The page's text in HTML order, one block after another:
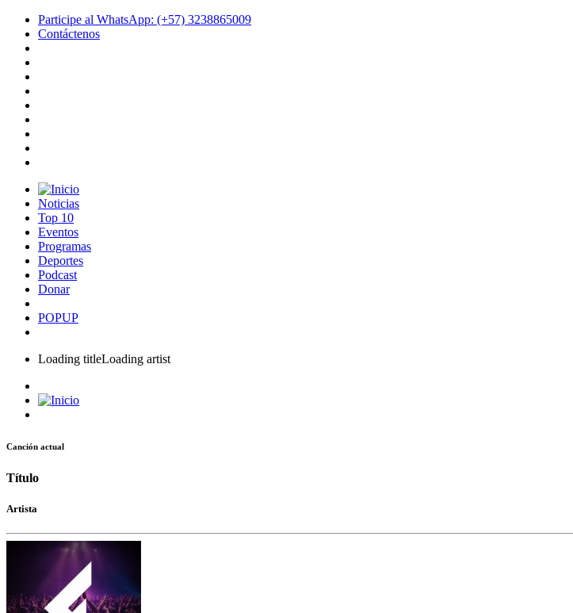
Participe al WhatsApp: (+57) 3238865009
Contáctenos
Noticias
Top 10
Eventos
Programas
Deportes
Podcast
Donar
POPUP
Loading titleLoading artist
Canción actual
Título
Artista